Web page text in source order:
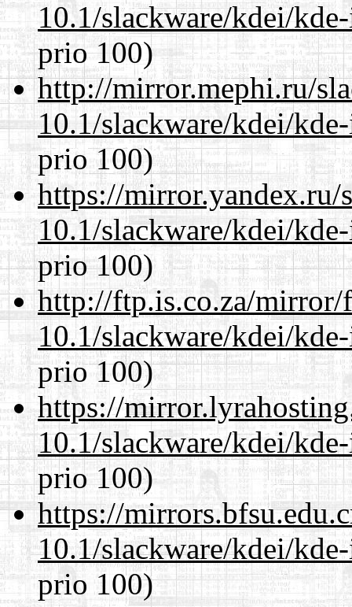
10.1/slackware/kdei/
prio 100)
http://mirror.mephi.ru/
10.1/slackware/kdei/
prio 100)
https://mirror.yandex.ru/
10.1/slackware/kdei/
prio 100)
http://ftp.is.co.za/mirror/
10.1/slackware/kdei/
prio 100)
https://
10.1/slackware/kdei/
prio 100)
https://
10.1/slackware/kdei/
prio 100)